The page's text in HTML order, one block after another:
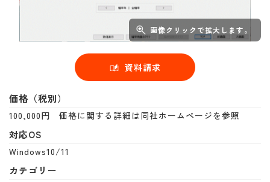
画像クリックで拡大します。
資料請求
価格（税別）
100,000円 価格に関する詳細は同社ホームページを参照
対応OS
Windows10/11
カテゴリー